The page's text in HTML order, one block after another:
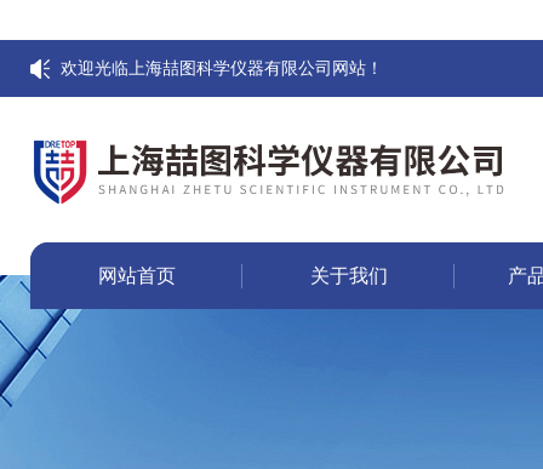
欢迎光临上海喆图科学仪器有限公司网站！
网站首页 关于我们 产